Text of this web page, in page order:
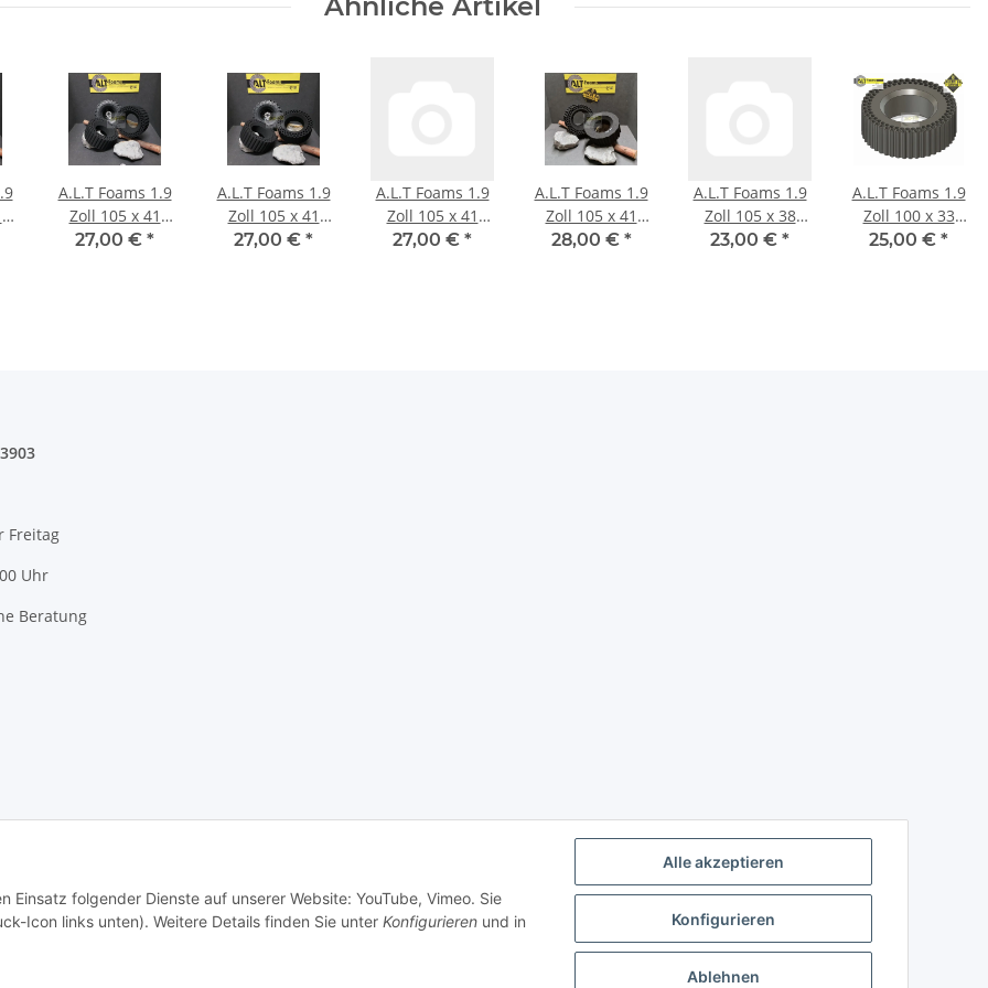
Alle akzeptieren
Konfigurieren
Ablehnen
Einsatz folgender Dienste auf unserer Website: YouTube, Vimeo. Sie
Icon links unten). Weitere Details finden Sie unter Konfigurieren und in
Ähnliche Artikel
A.L.T Foams 1.9
Zoll 105 x 41
mm Soft (2
27,00 € *
A.L.T Foams 1.9
Zoll 105 x 41
mm Soft für 1
27,00 € *
A.L.T Foams 1.9
Zoll 105 x 41
mm Super Soft
27,00 € *
A.L.T Foams 1.9
Zoll 105 x 41
mm Ghost (2
28,00 € *
A.L.T Foams 1.9
Zoll 105 x 38
mm Ultra Super
23,00 € *
A.L.T Foams 1.9
Zoll 100 x 33
mm Ultra Super
25,00 € *
Freitag
Uhr
Beratung